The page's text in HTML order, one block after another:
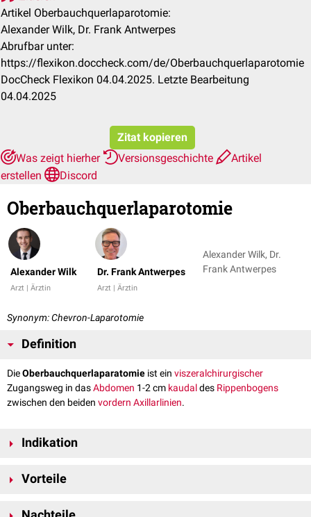
Artikel Oberbauchquerlaparotomie:
Alexander Wilk, Dr. Frank Antwerpes
Abrufbar unter:
https://flexikon.doccheck.com/de/Oberbauchquerlaparotomie
DocCheck Flexikon 04.04.2025. Letzte Bearbeitung
04.04.2025
Zitat kopieren
Was zeigt hierher
Versionsgeschichte
Artikel
erstellen
Discord
Oberbauchquerlaparotomie
Alexander Wilk
Arzt | Ärztin
Dr. Frank Antwerpes
Arzt | Ärztin
Alexander Wilk, Dr.
Frank Antwerpes
Synonym: Chevron-Laparotomie
Definition
DieOberbauchquerlaparatomie ist ein viszeralchirurgischer
Zugangsweg in dasAbdomen 1-2 cm kaudaldes Rippenbogens
zwischen den beiden vordern Axillarlinien.
Indikation
Hemiabdomens
Gastrektomie
Vorteile